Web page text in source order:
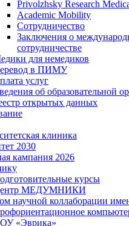
Privolzhsky Research
Academic Mobility
Сотрудничество
Заключения о
сотрудничестве
для немедиков
в ПИМУ
услуг
об образовательной
открытых данных
клиника
2030
кампания 2026
курсы
МЕДУМНИКИ
научной коллаборации
«Эврика»